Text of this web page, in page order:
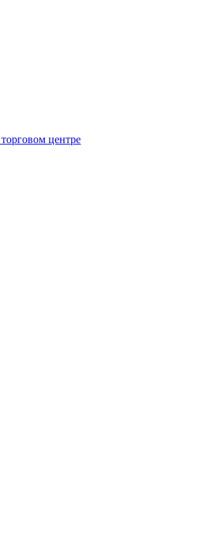
центре